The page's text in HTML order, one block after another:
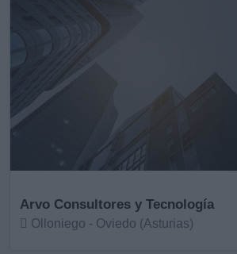
Arvo Consultores y Tecnología
Olloniego - Oviedo (Asturias)